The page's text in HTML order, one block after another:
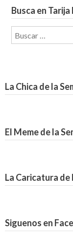
Busca en
Buscar:
La Chica de la
El Meme de la
La Caricatura de
Siguenos en